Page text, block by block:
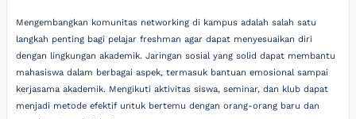
Mengembangkan komunitas networking di kampus adalah salah satu
langkah penting bagi pelajar freshman agar dapat menyesuaikan diri
dengan lingkungan akademik. Jaringan sosial yang solid dapat membantu
mahasiswa dalam berbagai aspek, termasuk bantuan emosional sampai
kerjasama akademik. Mengikuti aktivitas siswa, seminar, dan klub dapat
menjadi metode efektif untuk bertemu dengan orang-orang baru dan